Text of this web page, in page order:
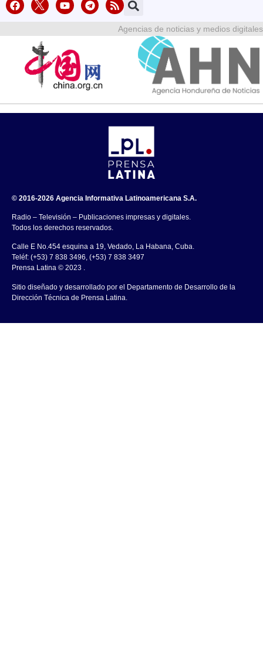
Agencias de noticias y medios digitales
© 2016-2026 Agencia Informativa Latinoamericana S.A.
Radio – Televisión – Publicaciones impresas y digitales.
Todos los derechos reservados.
Calle E No.454 esquina a 19, Vedado, La Habana, Cuba.
Teléf: (+53) 7 838 3496, (+53) 7 838 3497
Prensa Latina © 2023 .
Sitio diseñado y desarrollado por el Departamento de Desarrollo de la
Dirección Técnica de Prensa Latina.